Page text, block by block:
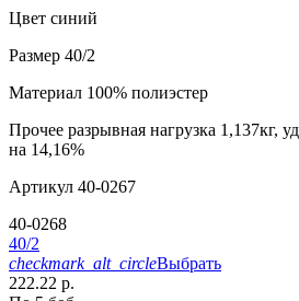
Цвет синий
Размер 40/2
Материал 100% полиэстер
Прочее разрывная нагрузка 1,137кг,
на 14,16%
Артикул 40-0267
40-0268
40/2
checkmark_alt_circleВыбрать
222.22 р.